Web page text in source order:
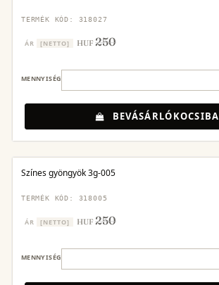
TERMÉK KÓD: 318027
ÁR [NETTO] HUF250
MENNYISÉG
BEVÁSÁRLÓKOCSIBA
Színes gyöngyök 3g-005
TERMÉK KÓD: 318005
ÁR [NETTO] HUF250
MENNYISÉG